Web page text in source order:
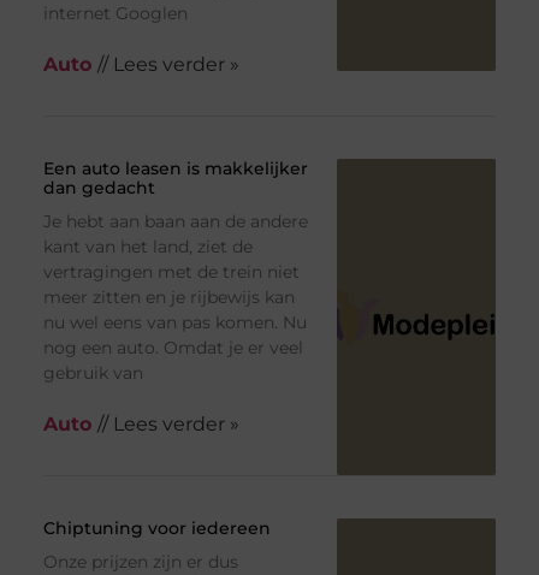
internet Googlen
Auto // Lees verder »
Een auto leasen is makkelijker
dan gedacht
Je hebt aan baan aan de andere
kant van het land, ziet de
vertragingen met de trein niet
meer zitten en je rijbewijs kan
nu wel eens van pas komen. Nu
nog een auto. Omdat je er veel
gebruik van
Auto // Lees verder »
Chiptuning voor iedereen
Onze prijzen zijn er dus